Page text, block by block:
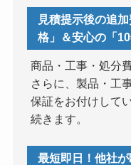
見積提示後の追
格」＆安心の「10
商品・工事・処分
さらに、製品・工
保証をお付けして
続きます。
最短即日！他社